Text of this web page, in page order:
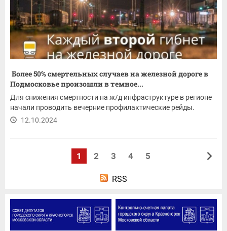
Более 50% смертельных случаев на железной дороге в
Подмосковье произошли в темное...
Для снижения смертности на ж/д инфраструктуре в регионе
начали проводить вечерние профилактические рейды.
12.10.2024
1 2 3 4 5
RSS